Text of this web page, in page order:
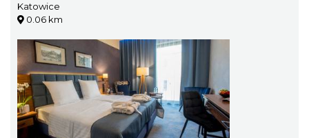
Katowice
0.06 km